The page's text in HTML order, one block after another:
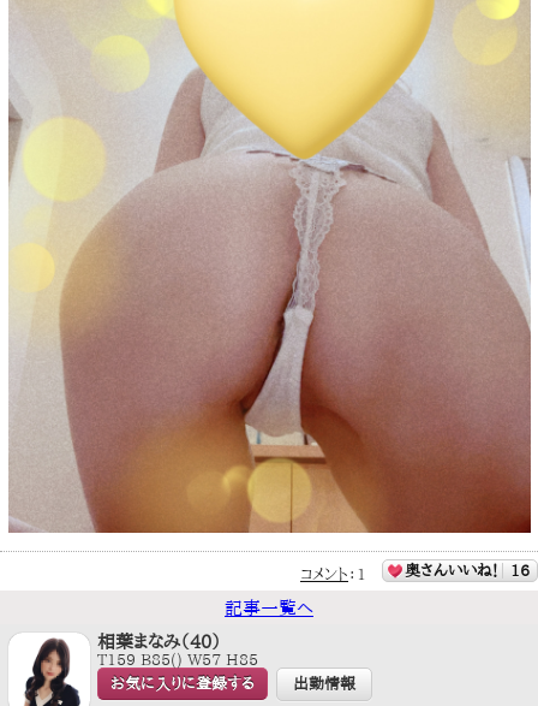
コメント ： 1 奥さんいいね！ 16
記事一覧へ
相葉まなみ（40）
T159 B85() W57 H85
お気に入りに登録する 出勤情報